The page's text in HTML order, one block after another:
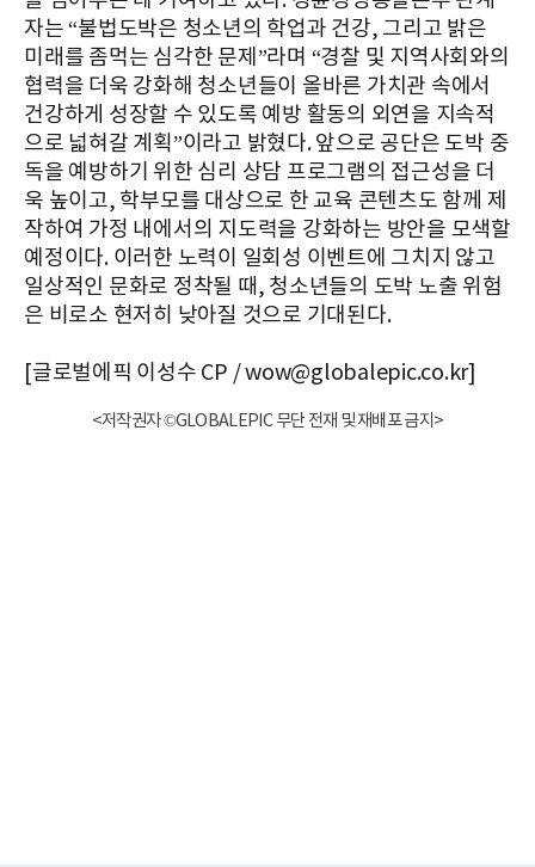
자는 “불법도박은 청소년의 학업과 건강, 그리고 밝은
미래를 좀먹는 심각한 문제”라며 “경찰 및 지역사회와의
협력을 더욱 강화해 청소년들이 올바른 가치관 속에서
건강하게 성장할 수 있도록 예방 활동의 외연을 지속적
으로 넓혀갈 계획”이라고 밝혔다. 앞으로 공단은 도박 중
독을 예방하기 위한 심리 상담 프로그램의 접근성을 더
욱 높이고, 학부모를 대상으로 한 교육 콘텐츠도 함께 제
작하여 가정 내에서의 지도력을 강화하는 방안을 모색할
예정이다. 이러한 노력이 일회성 이벤트에 그치지 않고
일상적인 문화로 정착될 때, 청소년들의 도박 노출 위험
은 비로소 현저히 낮아질 것으로 기대된다.
[글로벌에픽 이성수 CP / wow@globalepic.co.kr]
<저작권자 ©GLOBALEPIC 무단 전재 및 재배포 금지>